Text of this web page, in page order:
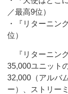
／最高9位）
・『リターニン
位）
『リターニン
35,000ユニット
32,000（アルバ
ー）、ストリー